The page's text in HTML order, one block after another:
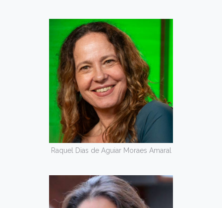
Raquel Dias de Aguiar Moraes Amaral